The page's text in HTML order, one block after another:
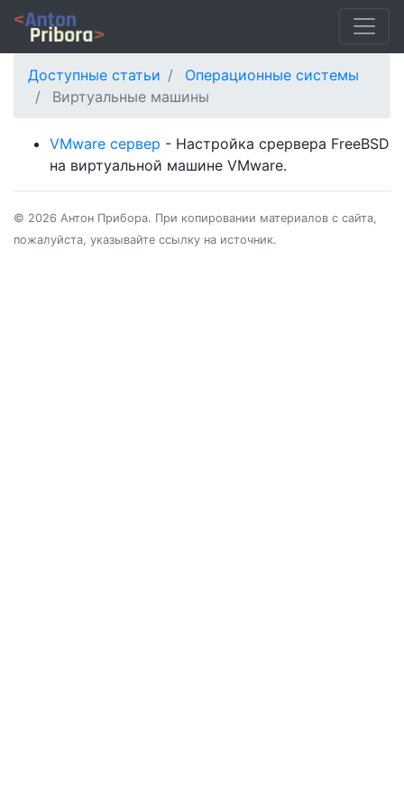
Доступные статьи
Операционные системы
Виртуальные машины
VMware сервер - Настройка срервера FreeBSD
на виртуальной машине VMware.
© 2026 Антон Прибора. При копировании материалов с сайта,
пожалуйста, указывайте ссылку на источник.